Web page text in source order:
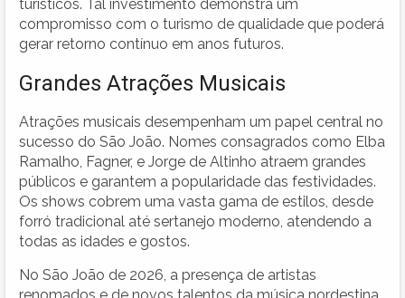
turísticos. Tal investimento demonstra um
compromisso com o turismo de qualidade que poderá
gerar retorno contínuo em anos futuros.
Grandes Atrações Musicais
Atrações musicais desempenham um papel central no
sucesso do São João. Nomes consagrados como Elba
Ramalho, Fagner, e Jorge de Altinho atraem grandes
públicos e garantem a popularidade das festividades.
Os shows cobrem uma vasta gama de estilos, desde
forró tradicional até sertanejo moderno, atendendo a
todas as idades e gostos.
No São João de 2026, a presença de artistas
renomados e de novos talentos da música nordestina